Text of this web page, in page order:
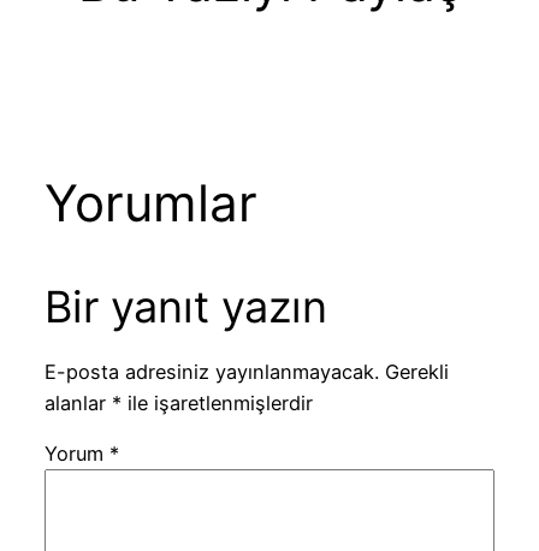
Yorumlar
Bir yanıt yazın
E-posta adresiniz yayınlanmayacak. Gerekli
alanlar * ile işaretlenmişlerdir
Yorum *